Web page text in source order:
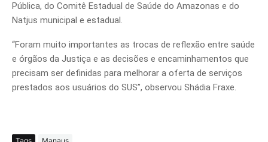
Pública, do Comitê Estadual de Saúde do Amazonas e do
Natjus municipal e estadual.
“Foram muito importantes as trocas de reflexão entre saúde
e órgãos da Justiça e as decisões e encaminhamentos que
precisam ser definidas para melhorar a oferta de serviços
prestados aos usuários do SUS”, observou Shádia Fraxe.